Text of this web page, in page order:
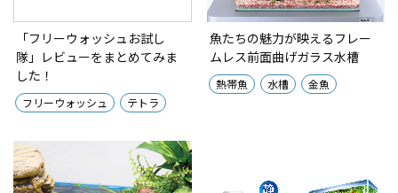
「フリーウォッシュお試し
隊」レビューをまとめてみま
した！
フリーウォッシュ テトラ
魚たちの魅力が映えるフレー
ムレス前面曲げガラス水槽
熱帯魚 水槽 金魚